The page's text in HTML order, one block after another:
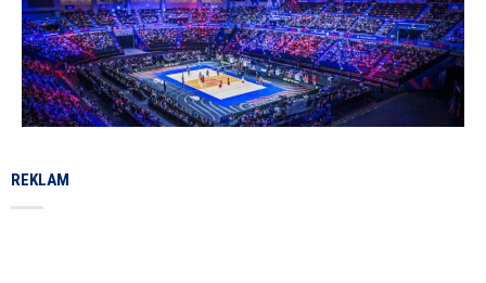
REKLAM